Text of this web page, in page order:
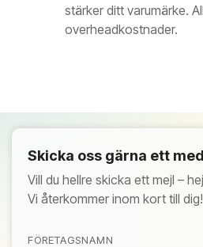
stärker ditt varumärke.
overheadkostnader.
Skicka oss gärna ett
Vill du hellre skicka ett mejl –
Vi återkommer inom kort till dig!
FÖRETAGSNAMN